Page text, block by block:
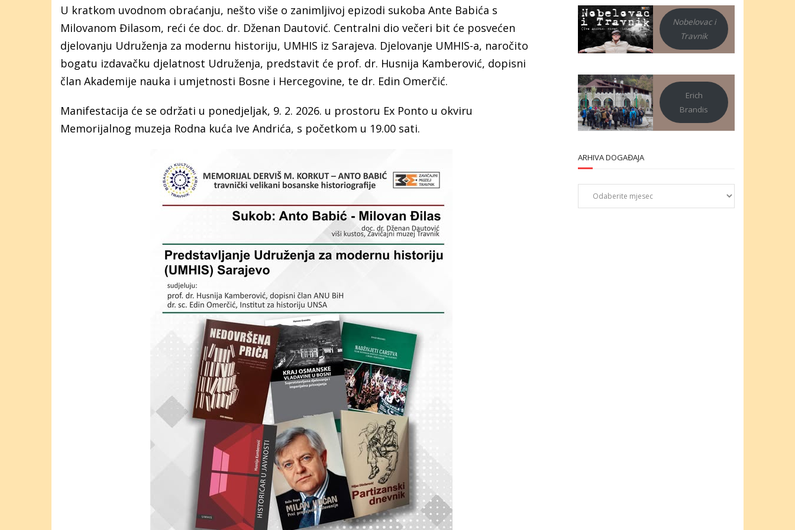
U kratkom uvodnom obraćanju, nešto više o zanimljivoj epizodi sukoba Ante Babića s
Milovanom Đilasom, reći će doc. dr. Dženan Dautović. Centralni dio večeri bit će posvećen
djelovanju Udruženja za modernu historiju, UMHIS iz Sarajeva. Djelovanje UMHIS-a, naročito
bogatu izdavačku djelatnost Udruženja, predstavit će prof. dr. Husnija Kamberović, dopisni
član Akademije nauka i umjetnosti Bosne i Hercegovine, te dr. Edin Omerčić.
Manifestacija će se održati u ponedjeljak, 9. 2. 2026. u prostoru Ex Ponto u okviru
Memorijalnog muzeja Rodna kuća Ive Andrića, s početkom u 19.00 sati.
Nobelovac i
Travnik
Erich
Brandis
ARHIVA DOGAĐAJA
Arhiva
događaja